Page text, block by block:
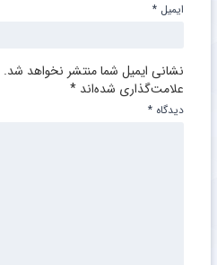
نشانی ایمیل شما منتشر نخواهد شد.
علامت‌گذاری شده‌اند *
دیدگاه *
ایمیل *